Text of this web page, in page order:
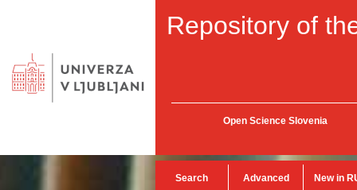
Repository of
Open Science Slovenia
Search Advanced New in